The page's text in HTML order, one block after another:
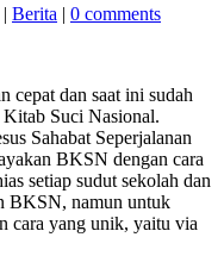
| Berita | 0 comments
cepat dan saat ini sudah
Suci Nasional.
Sahabat Seperjalanan
BKSN dengan cara
setiap sudut sekolah dan
BKSN, namun untuk
cara yang unik, yaitu via